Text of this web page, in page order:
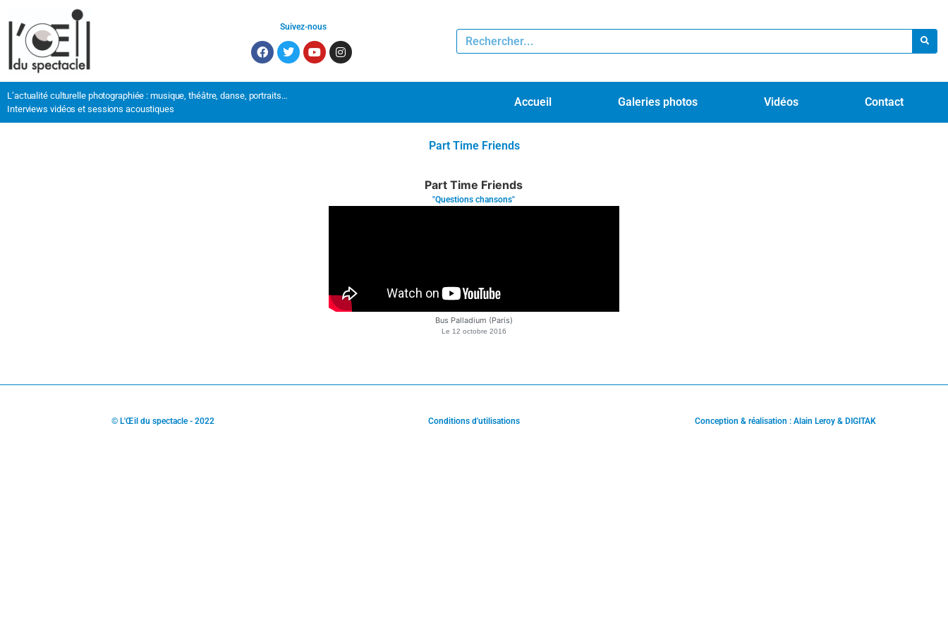
Suivez-nous
L’actualité culturelle photographiée : musique, théâtre, danse, portraits…
Interviews vidéos et sessions acoustiques
Accueil Galeries photos Vidéos Contact
Part Time Friends
Part Time Friends
"Questions chansons"
Bus Palladium (Paris)
Le 12 octobre 2016
© L'Œil du spectacle - 2022 Conditions d'utilisations Conception & réalisation : Alain Leroy & DIGITAK